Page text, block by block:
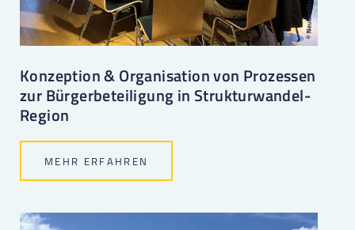
Konzeption & Organisation von Prozessen
zur Bürgerbeteiligung in Strukturwandel-
Region
MEHR ERFAHREN